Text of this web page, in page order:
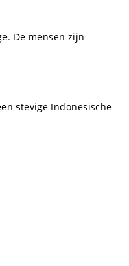
De mensen zijn
stevige Indonesische